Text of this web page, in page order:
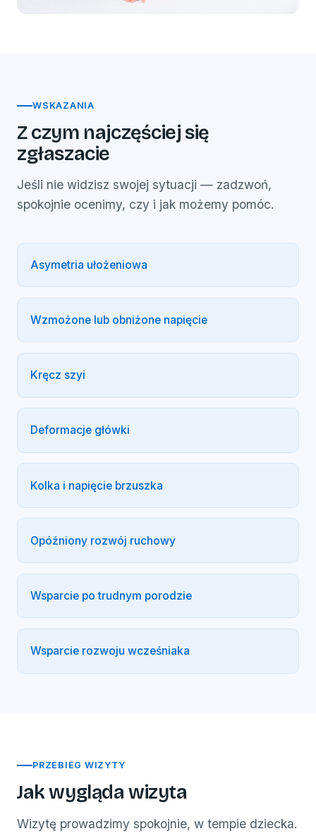
WSKAZANIA
Z czym najczęściej się
zgłaszacie
Jeśli nie widzisz swojej sytuacji — zadzwoń,
spokojnie ocenimy, czy i jak możemy pomóc.
Asymetria ułożeniowa
Wzmożone lub obniżone napięcie
Kręcz szyi
Deformacje główki
Kolka i napięcie brzuszka
Opóźniony rozwój ruchowy
Wsparcie po trudnym porodzie
Wsparcie rozwoju wcześniaka
PRZEBIEG WIZYTY
Jak wygląda wizyta
Wizytę prowadzimy spokojnie, w tempie dziecka.